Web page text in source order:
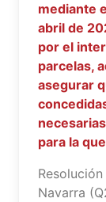
mediante
abril de
por el
parcelas,
asegurar
para la
Navarra